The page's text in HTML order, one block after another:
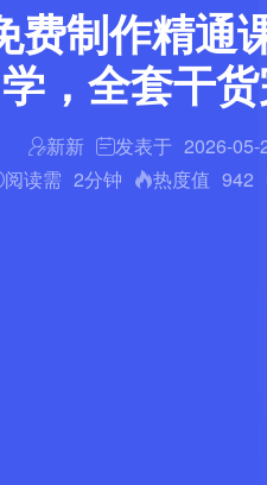
费制作精通
学，全套干
新新 发表于 2026-05-
阅读需 2分钟 热度值 942